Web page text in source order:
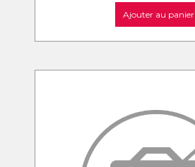
Ajouter au panier